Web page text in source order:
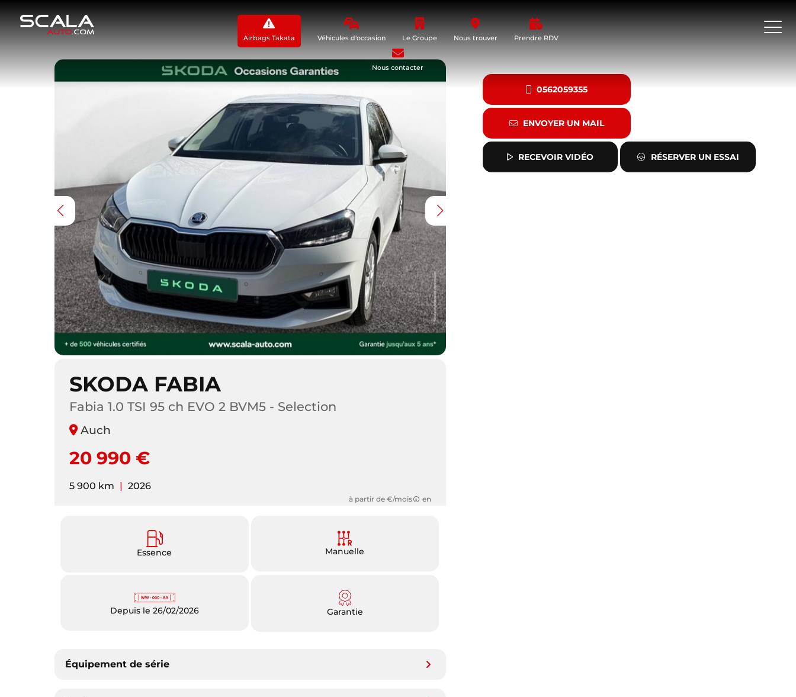
Airbags Takata Véhicules d'occasion Le Groupe Nous trouver Prendre RDV
Nous contacter
SKODA FABIA
Fabia 1.0 TSI 95 ch EVO 2 BVM5 - Selection
Auch
20 990 €
5 900 km | 2026
à partir de €/mois en
Essence Manuelle
Depuis le 26/02/2026 Garantie
Équipement de série
0562059355
ENVOYER UN MAIL
RECEVOIR VIDÉO RÉSERVER UN ESSAI